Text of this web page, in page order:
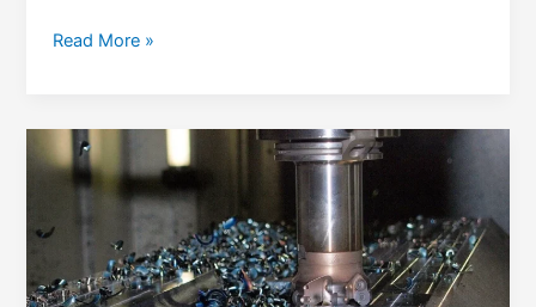
Kimia
Read More »